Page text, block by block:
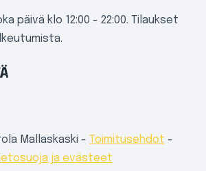
päivä klo 12:00 - 22:00. Tilaukset
Mallaskaski - Toimitusehdot -
ja evästeet